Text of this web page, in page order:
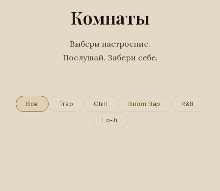
Комнаты
Выбери настроение.
Послушай. Забери себе.
Все Trap Chill Boom Bap R&B
Lo-fi